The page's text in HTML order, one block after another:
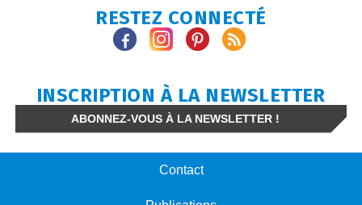
RESTEZ CONNECTÉ
INSCRIPTION À LA NEWSLETTER
ABONNEZ-VOUS À LA NEWSLETTER !
Contact